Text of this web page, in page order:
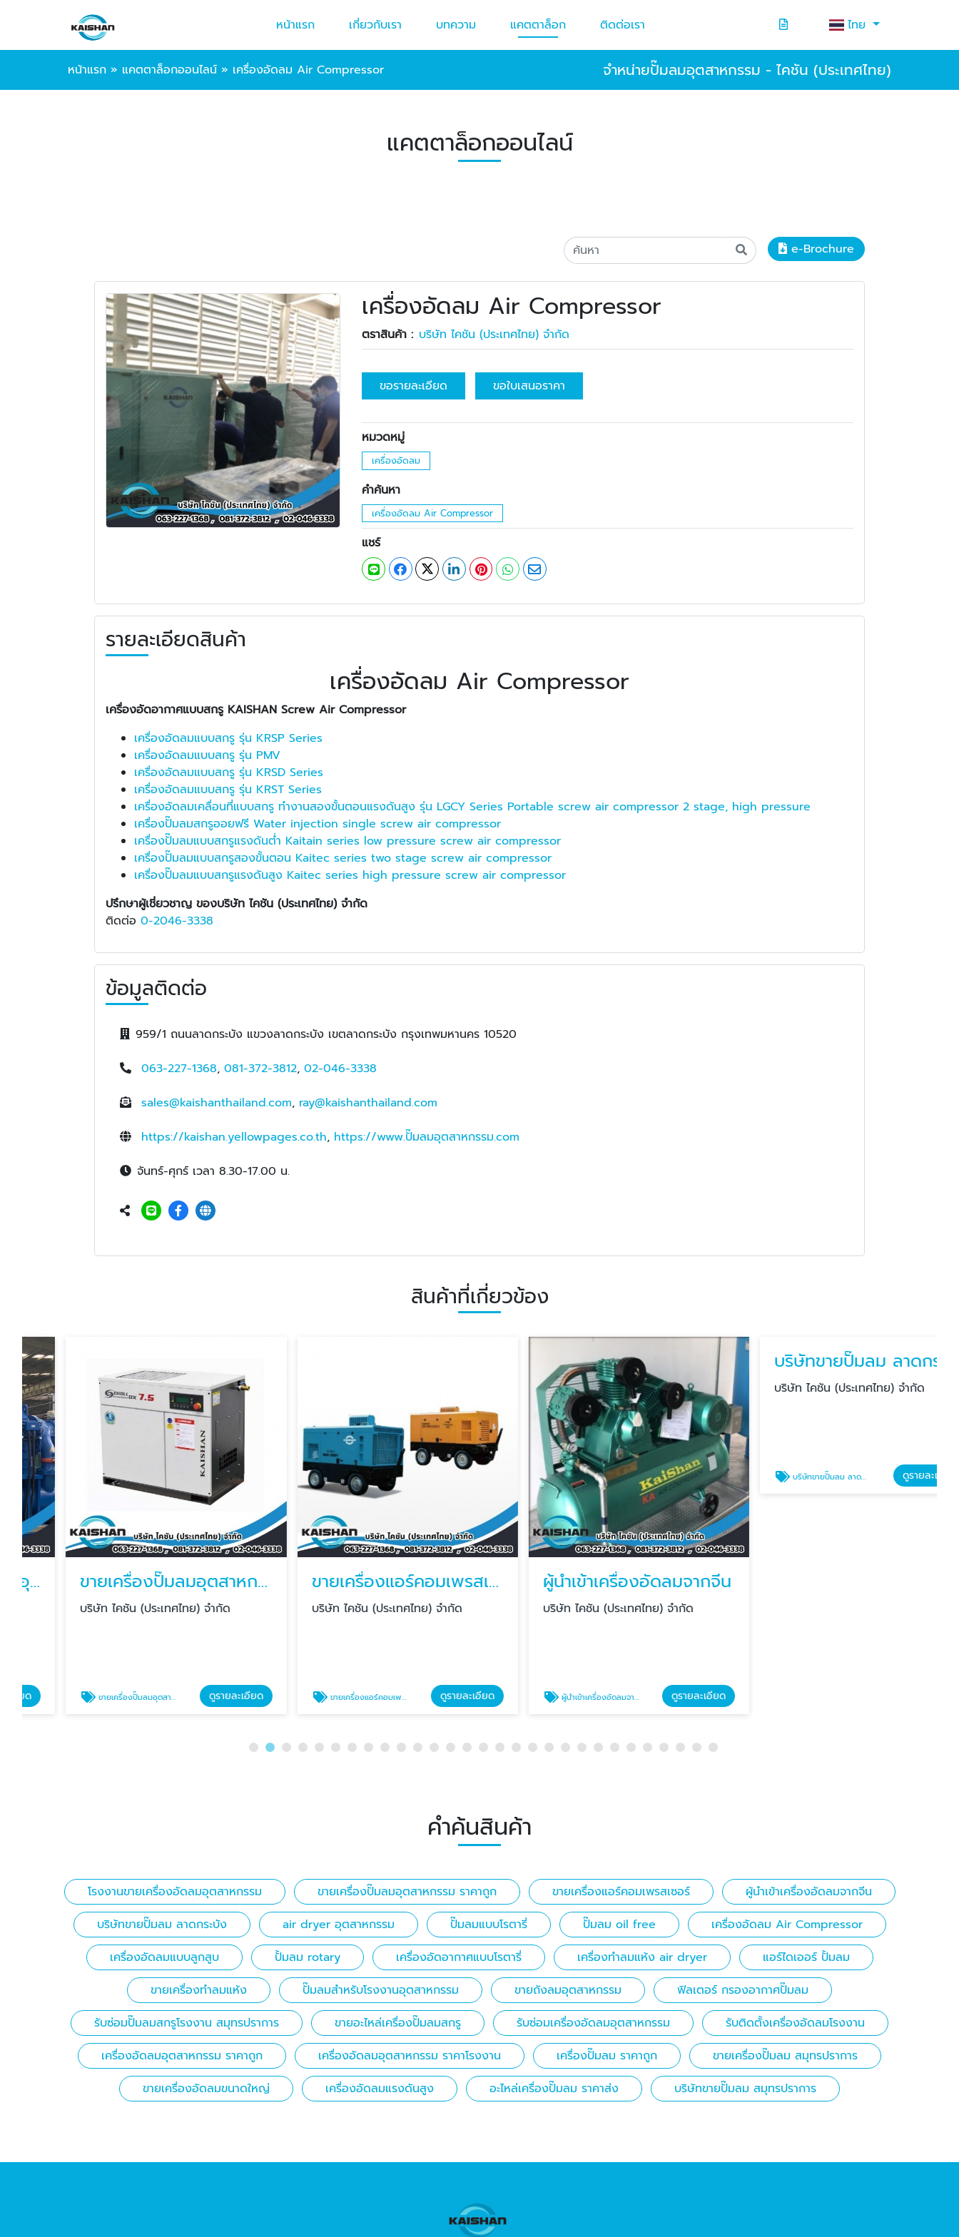
หน้าแรก เกี่ยวกับเรา บทความ แคตตาล็อก ติดต่อเรา ไทย
หน้าแรก » แคตตาล็อกออนไลน์ » เครื่องอัดลม Air Compressor จำหน่ายปั๊มลมอุตสาหกรรม - ไคชัน (ประเทศไทย)
แคตตาล็อกออนไลน์
e-Brochure
เครื่องอัดลม Air Compressor
ตราสินค้า : บริษัท ไคชัน (ประเทศไทย) จำกัด
ขอรายละเอียด ขอใบเสนอราคา
หมวดหมู่
เครื่องอัดลม
คำค้นหา
เครื่องอัดลม Air Compressor
แชร์
รายละเอียดสินค้า
เครื่องอัดลม Air Compressor
เครื่องอัดอากาศแบบสกรู KAISHAN Screw Air Compressor
เครื่องอัดลมแบบสกรู รุ่น KRSP Series
เครื่องอัดลมแบบสกรู รุ่น PMV
เครื่องอัดลมแบบสกรู รุ่น KRSD Series
เครื่องอัดลมแบบสกรู รุ่น KRST Series
เครื่องอัดลมเคลื่อนที่แบบสกรู ทำงานสองขั้นตอนแรงดันสูง รุ่น LGCY Series Portable screw air compressor 2 stage, high pressure
เครื่องปั๊มลมสกรูออยฟรี Water injection single screw air compressor
เครื่องปั๊มลมแบบสกรูแรงดันต่ำ Kaitain series low pressure screw air compressor
เครื่องปั๊มลมแบบสกรูสองขั้นตอน Kaitec series two stage screw air compressor
เครื่องปั๊มลมแบบสกรูแรงดันสูง Kaitec series high pressure screw air compressor
ปรึกษาผู้เชี่ยวชาญ ของบริษัท ไคชัน (ประเทศไทย) จำกัด
ติดต่อ 0-2046-3338
ข้อมูลติดต่อ
959/1 ถนนลาดกระบัง แขวงลาดกระบัง เขตลาดกระบัง กรุงเทพมหานคร 10520
063-227-1368, 081-372-3812, 02-046-3338
sales@kaishanthailand.com, ray@kaishanthailand.com
https://kaishan.yellowpages.co.th, https://www.ปั๊มลมอุตสาหกรรม.com
จันทร์-ศุกร์ เวลา 8.30-17.00 น.
สินค้าที่เกี่ยวข้อง
ขายเครื่องปั๊มลมอุตสาหกรรม ราคาถูก
บริษัท ไคชัน (ประเทศไทย) จำกัด
ขายเครื่องปั๊มลมอุตสาหกรรม ราคาถูก ดูรายละเอียด
ขายเครื่องแอร์คอมเพรสเซอร์
บริษัท ไคชัน (ประเทศไทย) จำกัด
ขายเครื่องแอร์คอมเพรสเซอร์ ดูรายละเอียด
ผู้นำเข้าเครื่องอัดลมจากจีน
บริษัท ไคชัน (ประเทศไทย) จำกัด
ผู้นำเข้าเครื่องอัดลมจากจีน ดูรายละเอียด
คำค้นสินค้า
โรงงานขายเครื่องอัดลมอุตสาหกรรม ขายเครื่องปั๊มลมอุตสาหกรรม ราคาถูก ขายเครื่องแอร์คอมเพรสเซอร์
ผู้นำเข้าเครื่องอัดลมจากจีน
บริษัทขายปั๊มลม ลาดกระบัง
air dryer อุตสาหกรรม ปั๊มลมแบบโรตารี่ ปั๊มลม oil free
เครื่องอัดลม Air Compressor
เครื่องอัดลมแบบลูกสูบ
ปั้มลม rotary เครื่องอัดอากาศแบบโรตารี่ เครื่องทําลมแห้ง air dryer
แอร์ไดเออร์ ปั้มลม
ขายเครื่องทำลมแห้ง
ปั๊มลมสำหรับโรงงานอุตสาหกรรม ขายถังลมอุตสาหกรรม
ฟิลเตอร์ กรองอากาศปั๊มลม
รับซ่อมปั๊มลมสกรูโรงงาน สมุทรปราการ
ขายอะไหล่เครื่องปั๊มลมสกรู รับซ่อมเครื่องอัดลมอุตสาหกรรม
รับติดตั้งเครื่องอัดลมโรงงาน
เครื่องอัดลมอุตสาหกรรม ราคาถูก
เครื่องอัดลมอุตสาหกรรม ราคาโรงงาน เครื่องปั๊มลม ราคาถูก
ขายเครื่องปั๊มลม สมุทรปราการ
ขายเครื่องอัดลมขนาดใหญ่
เครื่องอัดลมแรงดันสูง อะไหล่เครื่องปั๊มลม ราคาส่ง บริษัทขายปั๊มลม สมุทรปราการ